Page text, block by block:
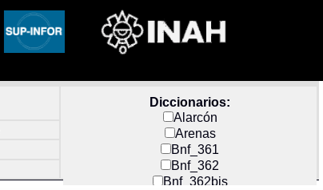
Diccionarios:
Alarcón
Arenas
Bnf_361
Bnf_362
Bnf_362bis